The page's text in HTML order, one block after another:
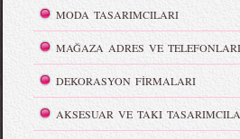
MODA TASARIMCILARI
MAĞAZA ADRES VE TELEFONLARI
DEKORASYON FİRMALARI
AKSESUAR VE TAKI